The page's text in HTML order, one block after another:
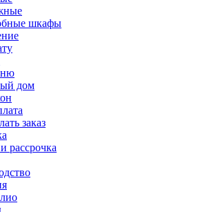
шкафы
дом
заказ
рассрочка